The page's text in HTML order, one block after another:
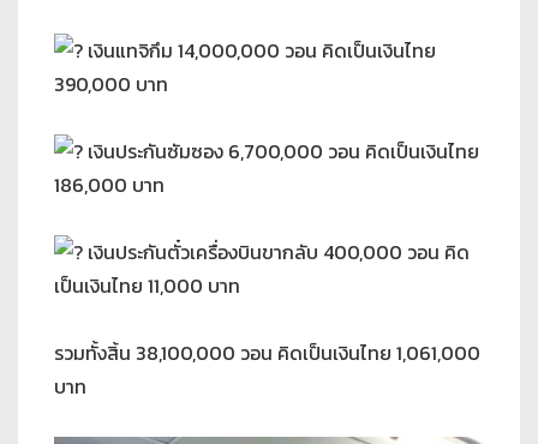
เงินแทจิกึม 14,000,000 วอน คิดเป็นเงินไทย
390,000 บาท
เงินประกันซัมซอง 6,700,000 วอน คิดเป็นเงินไทย
186,000 บาท
เงินประกันตั๋วเครื่องบินขากลับ 400,000 วอน คิด
เป็นเงินไทย 11,000 บาท
รวมทั้งสิ้น 38,100,000 วอน คิดเป็นเงินไทย 1,061,000
บาท